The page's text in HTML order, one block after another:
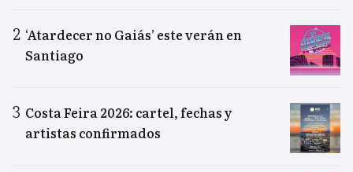
‘Atardecer no Gaiás’ este verán en
Santiago
Costa Feira 2026: cartel, fechas y
artistas confirmados